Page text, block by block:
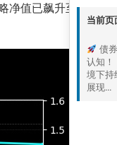
值已飙升至10.9，
当前页
债
认知！
境下持
展现...